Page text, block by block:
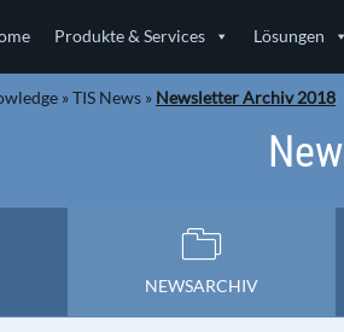
Produkte & Services Lösungen
»TIS News » Newsletter Archiv 2018
NEWSARCHIV